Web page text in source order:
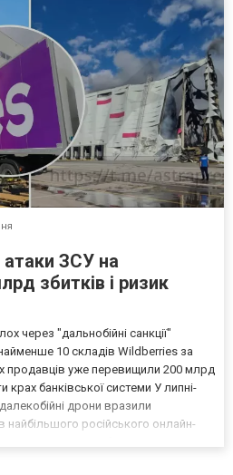
ЗСУ на
збитків і ризик
через "дальнобійні санкції"
10 складів Wildberries за
продавців уже перевищили 200 млрд
банківської системи У липні-
дрони вразили
російського онлайн-